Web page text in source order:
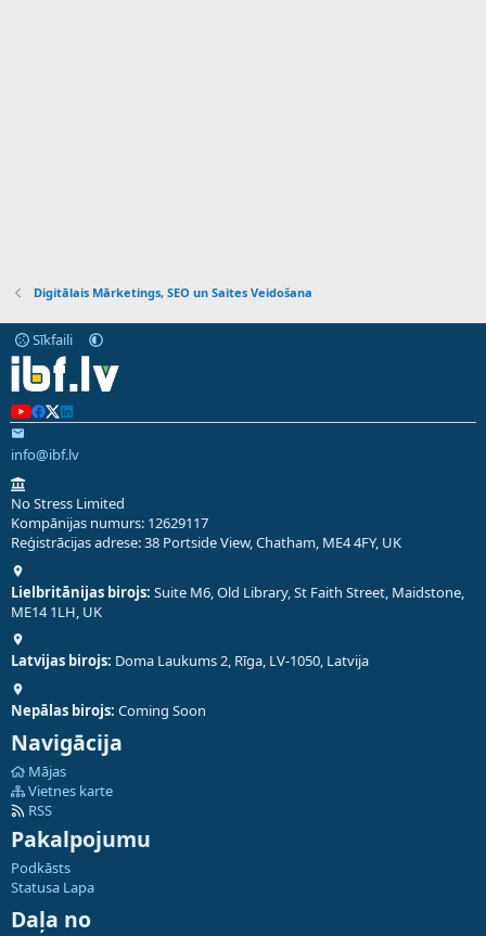
Digitālais Mārketings, SEO un Saites Veidošana
Sīkfaili
info@ibf.lv
No Stress Limited
Kompānijas numurs: 12629117
Reģistrācijas adrese: 38 Portside View, Chatham, ME4 4FY, UK
Lielbritānijas birojs: Suite M6, Old Library, St Faith Street, Maidstone,
ME14 1LH, UK
Latvijas birojs: Doma Laukums 2, Rīga, LV-1050, Latvija
Nepālas birojs: Coming Soon
Navigācija
Mājas
Vietnes karte
RSS
Pakalpojumu
Podkāsts
Statusa Lapa
Daļa no